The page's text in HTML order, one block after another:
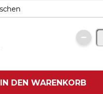
IN DEN WARENKORB